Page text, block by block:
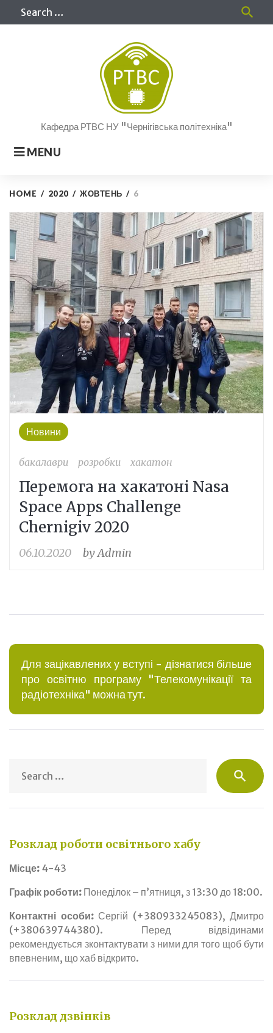
search
Кафедра РТВС НУ "Чернігівська політехніка"
MENU
HOME / 2020 / ЖОВТЕНЬ / 6
День:
06.10.2020
Новини
бакалаври розробки хакатон
Перемога на хакатоні Nasa
Space Apps Challenge
Chernigiv 2020
06.10.2020 byAdmin
Для зацікавлених у вступі - дізнатися більше
про освітню програму "Телекомунікації та
радіотехніка" можна тут.
search
Розклад роботи освітнього хабу
Місце: 4-43
Графік роботи: Понеділок – п’ятниця, з 13:30 до 18:00.
Контактні особи:Сергій (+380933245083), Дмитро
(+380639744380). Перед відвідинами
рекомендується зконтактувати з ними для того щоб бути
впевненим, що хаб відкрито.
Розклад дзвінків